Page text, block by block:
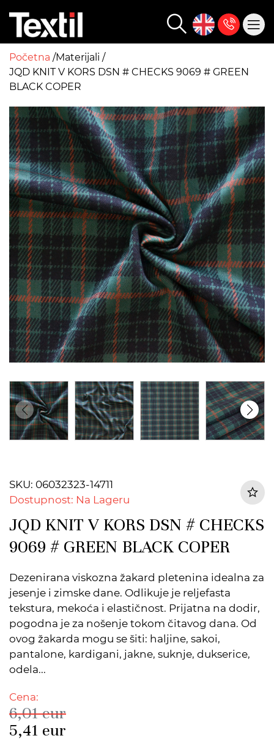
Početna Materijali
JQD KNIT V KORS DSN # CHECKS 9069 # GREEN
BLACK COPER
SKU: 06032323-14711
Dostupnost: Na Lageru
JQD KNIT V KORS DSN # CHECKS
9069 # GREEN BLACK COPER
Dezenirana viskozna žakard pletenina idealna za
jesenje i zimske dane. Odlikuje je reljefasta
tekstura, mekoća i elastičnost. Prijatna na dodir,
pogodna je za nošenje tokom čitavog dana. Od
ovog žakarda mogu se šiti: haljine, sakoi,
pantalone, kardigani, jakne, suknje, dukserice,
odela...
Cena:
6,01eur
5,41 eur